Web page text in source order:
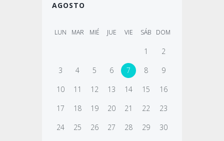
AGOSTO
LUN MAR MIÉ JUE VIE SÁB DOM
1
2
3
4 5 6 7 8
9
10
11 12 13 14 15
16
17
18 19 20 21 22
23
24
25 26 27 28 29
30